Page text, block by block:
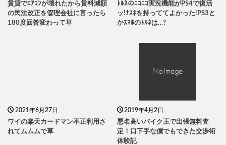
賃貸でｴｱｺﾝが壊れたから賃料減額
の民法改正を管理会社に言ったら
180度回答変わって草
ﾄﾙﾈのﾆｺﾆｺ実況機能がPS4で復活
ッ!ﾅｽﾈを持っててよかった!PS3と
かｽﾏﾎのﾄﾙﾈは…?
2021年6月27日
ワイの楽天カードマン不正利用さ
れてムムムで草
2019年4月2日
悪名高いバイク王で出張無料査
定！口下手な僕でもできた交渉術
体験記